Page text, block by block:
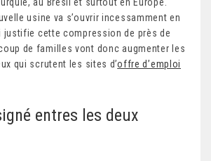
usine va s’ouvrir incessamment en
justifie cette compression de près de
de familles vont donc augmenter les
qui scrutent les sites d’offre d’emploi
entres les deux